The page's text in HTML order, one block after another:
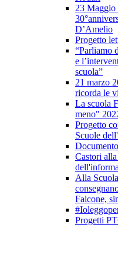
23 Maggio
D’Amelio
Progetto
“Parliamo
e
scuola”
21 marzo
ricorda le
La scuola
meno"
Progetto
Scuole
Castori
Alla
Falcone,
Progetti